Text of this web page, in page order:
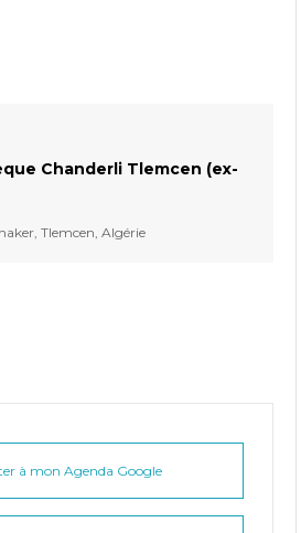
Chanderli Tlemcen (ex-
Tlemcen, Algérie
à mon Agenda Google